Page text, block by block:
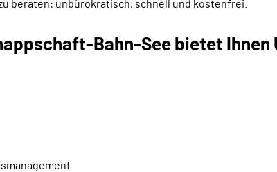
beraten: unbürokratisch, schnell und kostenfrei.
Bahn-See bietet